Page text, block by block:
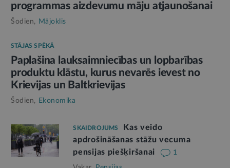
programmas aizdevumu māju atjaunošanai
Šodien, Mājoklis
STĀJAS SPĒKĀ
Paplašina lauksaimniecības un lopbarības
produktu klāstu, kurus nevarēs ievest no
Krievijas un Baltkrievijas
Šodien, Ekonomika
SKAIDROJUMS
Kas veido
apdrošināšanas stāžu vecuma
pensijas piešķiršanai
1